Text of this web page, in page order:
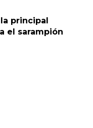
principal
el sarampión